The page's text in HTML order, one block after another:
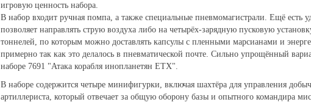
игровую ценность набора.
В набор входит ручная помпа, а также специальные пневмомагистрали. Ещё есть
позволяет направлять струю воздуха либо на четырёх-зарядную пусковую
тоннелей, по которым можно доставлять капсулы с пленными марсианами и
примерно так как это делалось в пневматической почте. Сильно упрощённый
наборе 7691 "Атака корабля инопланетян ETX".
В наборе содержится четыре минифигурки, включая шахтёра для управления
артиллериста, который отвечает за общую оборону базы и опытного командира